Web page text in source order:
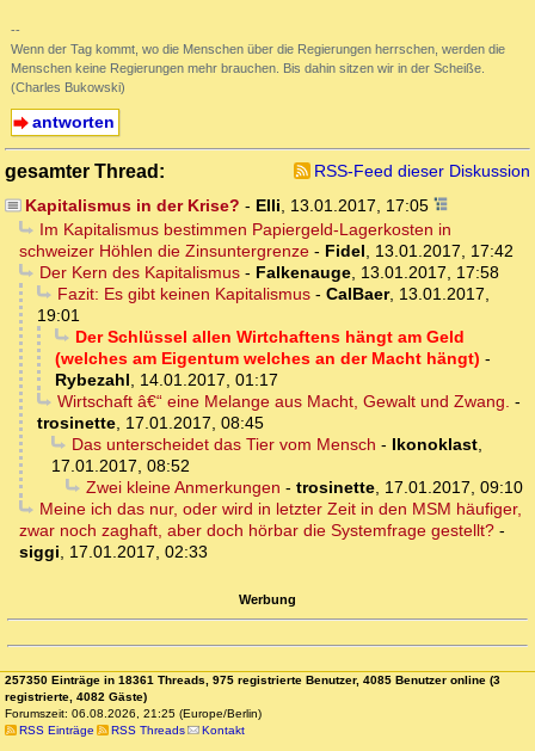
--
Wenn der Tag kommt, wo die Menschen über die Regierungen herrschen, werden die
Menschen keine Regierungen mehr brauchen. Bis dahin sitzen wir in der Scheiße.
(Charles Bukowski)
antworten
gesamter Thread:
RSS-Feed dieser Diskussion
Kapitalismus in der Krise? - Elli, 13.01.2017, 17:05
Im Kapitalismus bestimmen Papiergeld-Lagerkosten in
schweizer Höhlen die Zinsuntergrenze - Fidel, 13.01.2017, 17:42
Der Kern des Kapitalismus- Falkenauge, 13.01.2017, 17:58
Fazit: Es gibt keinen Kapitalismus- CalBaer, 13.01.2017,
19:01
Der Schlüssel allen Wirtchaftens hängt am Geld
(welches am Eigentum welches an der Macht hängt) -
Rybezahl, 14.01.2017, 01:17
Wirtschaft â€“ eine Melange aus Macht, Gewalt und Zwang. -
trosinette, 17.01.2017, 08:45
Das unterscheidet das Tier vom Mensch - Ikonoklast,
17.01.2017, 08:52
Zwei kleine Anmerkungen - trosinette, 17.01.2017, 09:10
Meine ich das nur, oder wird in letzter Zeit in den MSM häufiger,
zwar noch zaghaft, aber doch hörbar die Systemfrage gestellt? -
siggi, 17.01.2017, 02:33
Werbung
257350 Einträge in 18361 Threads, 975 registrierte Benutzer, 4085 Benutzer online (3
registrierte, 4082 Gäste)
Forumszeit: 06.08.2026, 21:25 (Europe/Berlin)
RSS Einträge
RSS Threads Kontakt